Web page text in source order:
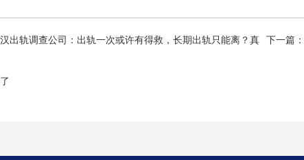
出轨调查公司：出轨一次或许有得救，长期出轨只能离？真 下一篇：